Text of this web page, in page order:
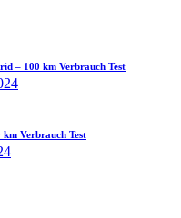
– 100 km Verbrauch Test
km Verbrauch Test